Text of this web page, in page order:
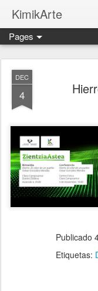
KimikArte
Pages
DEC
4
Publicado
Etiquetas: